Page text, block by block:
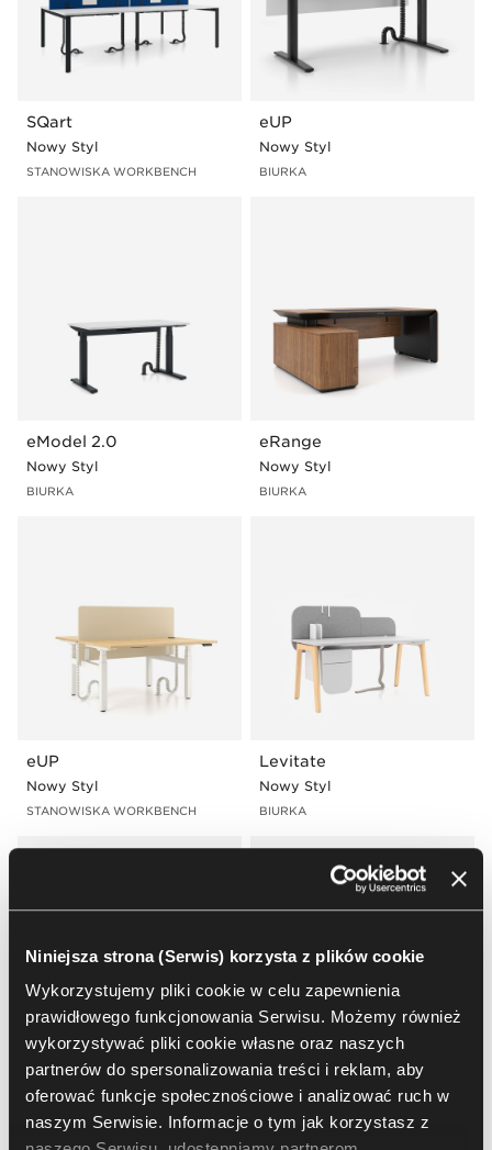
Niniejsza strona (Serwis) korzysta z plików cookie
Wykorzystujemy pliki cookie w celu zapewnienia
prawidłowego funkcjonowania Serwisu. Możemy również
wykorzystywać pliki cookie własne oraz naszych
partnerów do spersonalizowania treści i reklam, aby
oferować funkcje społecznościowe i analizować ruch w
naszym Serwisie. Informacje o tym jak korzystasz z
SQart
Nowy Styl
STANOWISKA WORKBENCH
eUP
Nowy Styl
BIURKA
eModel 2.0
Nowy Styl
BIURKA
eRange
Nowy Styl
BIURKA
eUP
Nowy Styl
STANOWISKA WORKBENCH
Levitate
Nowy Styl
BIURKA
Play&Work
Nowy Styl
BIURKA
Levitate
Nowy Styl
STANOWISKA WORKBENCH